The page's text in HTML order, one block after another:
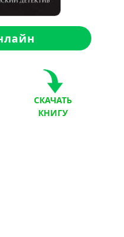
СКАЧАТЬ
КНИГУ